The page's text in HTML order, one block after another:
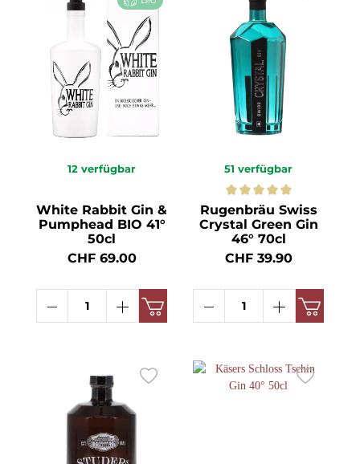
12 verfügbar
White Rabbit Gin &
Pumphead BIO 41°
50cl
CHF 69.00
51 verfügbar
Rugenbräu Swiss
Crystal Green Gin
46° 70cl
CHF 39.90